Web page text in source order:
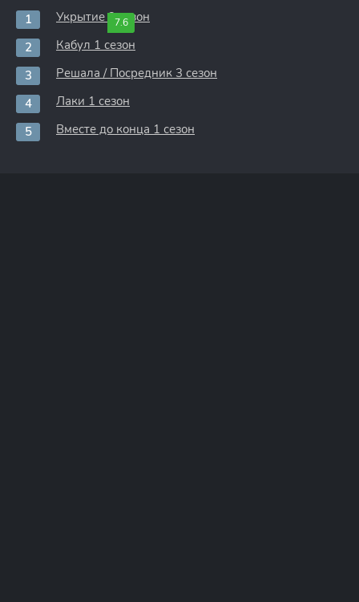
7.6
Укрытие 3 сезон
Кабул 1 сезон
Решала / Посредник 3 сезон
Лаки 1 сезон
Вместе до конца 1 сезон